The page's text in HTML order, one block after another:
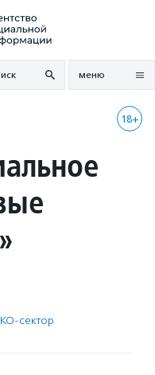
меню
18+
сектор